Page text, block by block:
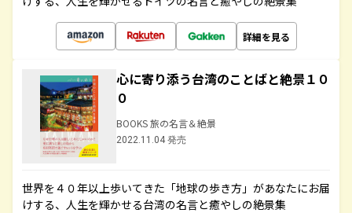
詳細を見る
心に寄り添う台湾のことばと絶景１０
０
BOOKS 旅の名言＆絶景
2022.11.04 発売
世界を４０年以上歩いてきた「地球の歩き方」があなたにお届
けする、人生を輝かせる台湾の名言と癒やしの絶景集